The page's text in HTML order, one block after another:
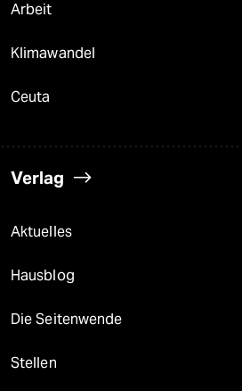
Arbeit
Klimawandel
Ceuta
Verlag
Aktuelles
Hausblog
Die Seitenwende
Stellen